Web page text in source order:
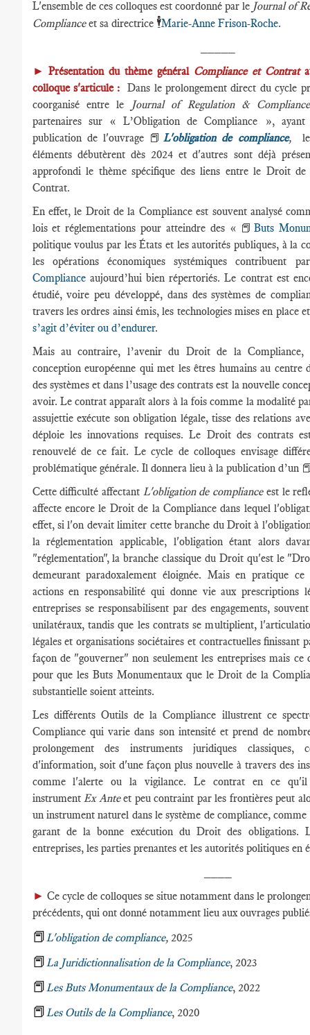
L'ensemble de ces colloques est coordonné par le Journal of
Complianceet sa directrice 🕴️Marie-Anne Frison-Roche.
►Présentation du thème général Compliance et Contrat
colloque s'articule : Dans le prolongement direct du cycle
coorganisé entre le
Journal of Regulation &
partenaires sur « L’Obligation de Compliance »,
publication de l'ouvrage 📕L'obligation de compliance,
éléments débutèrent dès 2024 et d'autres sont déjà
approfondi le thème spécifique des liens entre le Droit
Contrat.
En effet, le Droit de la Compliance est souvent analysé
lois et réglementations pour atteindre des « 📕Buts
politique voulus par les États et les autorités publiques, à la
les opérations économiques systémiques contribuent
Complianceaujourd’hui bien répertoriés. Le contrat est
étudié, voire peu développé, dans des systèmes de
travers les ordres ainsi émis, les technologies mises en place
s’agit d’éviter ou d’endurer.
Mais au contraire, l’avenir du Droit de la Compliance,
conception européenne qui met les êtres humains au centre
des systèmes et dans l’usage des contrats est la nouvelle
avoir. Le contrat apparaît alors à la fois comme la modalité
assujettie exécute son obligation légale, tisse des relations
déploie les innovations requises. Le Droit des contrats
renouvelé de ce fait. Le cycle de colloques envisage
problématique générale. Il donnera lieu à la publication d’un
Cette difficulté affectant L'obligation de compliance est le
affecte encore le Droit de la Compliance dans lequel
effet, si l'on devait limiter cette branche du Droit à
la réglementation applicable, l'obligation étant alors
"réglementation", la branche classique du Droit qu'est le
demeurant paradoxalement éloignée. Mais en pratique
actions en responsabilité qui donne vie aux prescriptions
entreprises se responsabilisent par des engagements,
unilatéraux, tandis que les contrats se multiplient,
légales et organisations sociétaires et contractuelles finissant
façon de "gouverner" non seulement les entreprises mais ce
pour que les Buts Monumentaux que le Droit de la
substantielle soient atteints.
Les différents Outils de la Compliance illustrent ce
Compliance qui varie dans son intensité et prend de
prolongement des instruments juridiques classiques,
d'information, soit d'une façon plus nouvelle à travers des
comme l'alerte ou la vigilance. Le contrat en ce
instrument Ex Anteet peu contraint par les frontières peut
un instrument naturel dans le système de compliance,
garant de la bonne exécution du Droit des obligations.
entreprises, les parties prenantes et les autorités politiques en
► Ce cycle de colloques se situe notamment dans le
précédents, qui ont donné notamment lieu aux ouvrages
📕L'obligation de compliance,2025
📕La Juridictionnalisation de la Compliance, 2023
📕Les Buts Monumentaux de la Compliance, 2022
📕Les Outils de la Compliance, 2020